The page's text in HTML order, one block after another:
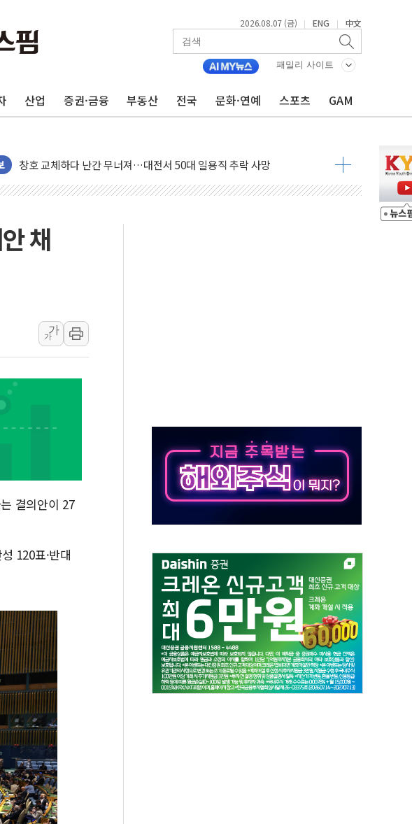
2026.08.07 (금) | ENG | 中文
패밀리 사이트
산업 증권·금융 부동산 전국 문화·연예 스포츠 GAM
"최대 2시간 앞서 침수 예측"…건설연, AI 위험기상 기술 개발
장동혁 "규제와 대출 풀고 재개발·재건축 촉진하는 것이 부동산 정상화"
[속보] 종합특검, '尹 관저 이전 감사 무마' 유병호 감사위원 구속 기소
日, 4~6월 105조원 환시 개입...4월 말 '56조원' 사상 최대
오렌지플래닛 창업재단, 스타트업 지원 프로그램 성료
부동산정책 정상화 특별위원회 전체회의서 발언하는 장동혁 대표
경찰, '강북구 오피스텔 살인' 50대 남성 구속 송치
"취약계층에 더 가혹한 여름"…구윤철, 쪽방촌 폭염 대응상황 점검
구리값 사상 최고치…'닥터 코퍼'가 말하는 경기 신호가 달라졌다
에어프레미아, 호치민 노선 재개...3년 2개월 만
국민통합위, 정치 다양성 제고 특별 위원회 위촉장 수여식 및 1차 회의
티엠씨, 220억원 규모 美 전력 케이블 수주
채
가
가
결의안이 27
120표·반대